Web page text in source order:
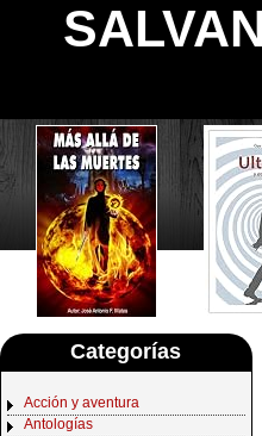
Categorías
Acción y aventura
Antologías